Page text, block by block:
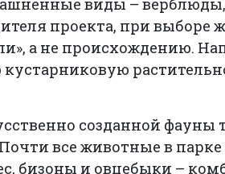
виды –
проекта, при выборе
а не происхождению.
созданной фауны
все животные в
бизоны и овцебыки –